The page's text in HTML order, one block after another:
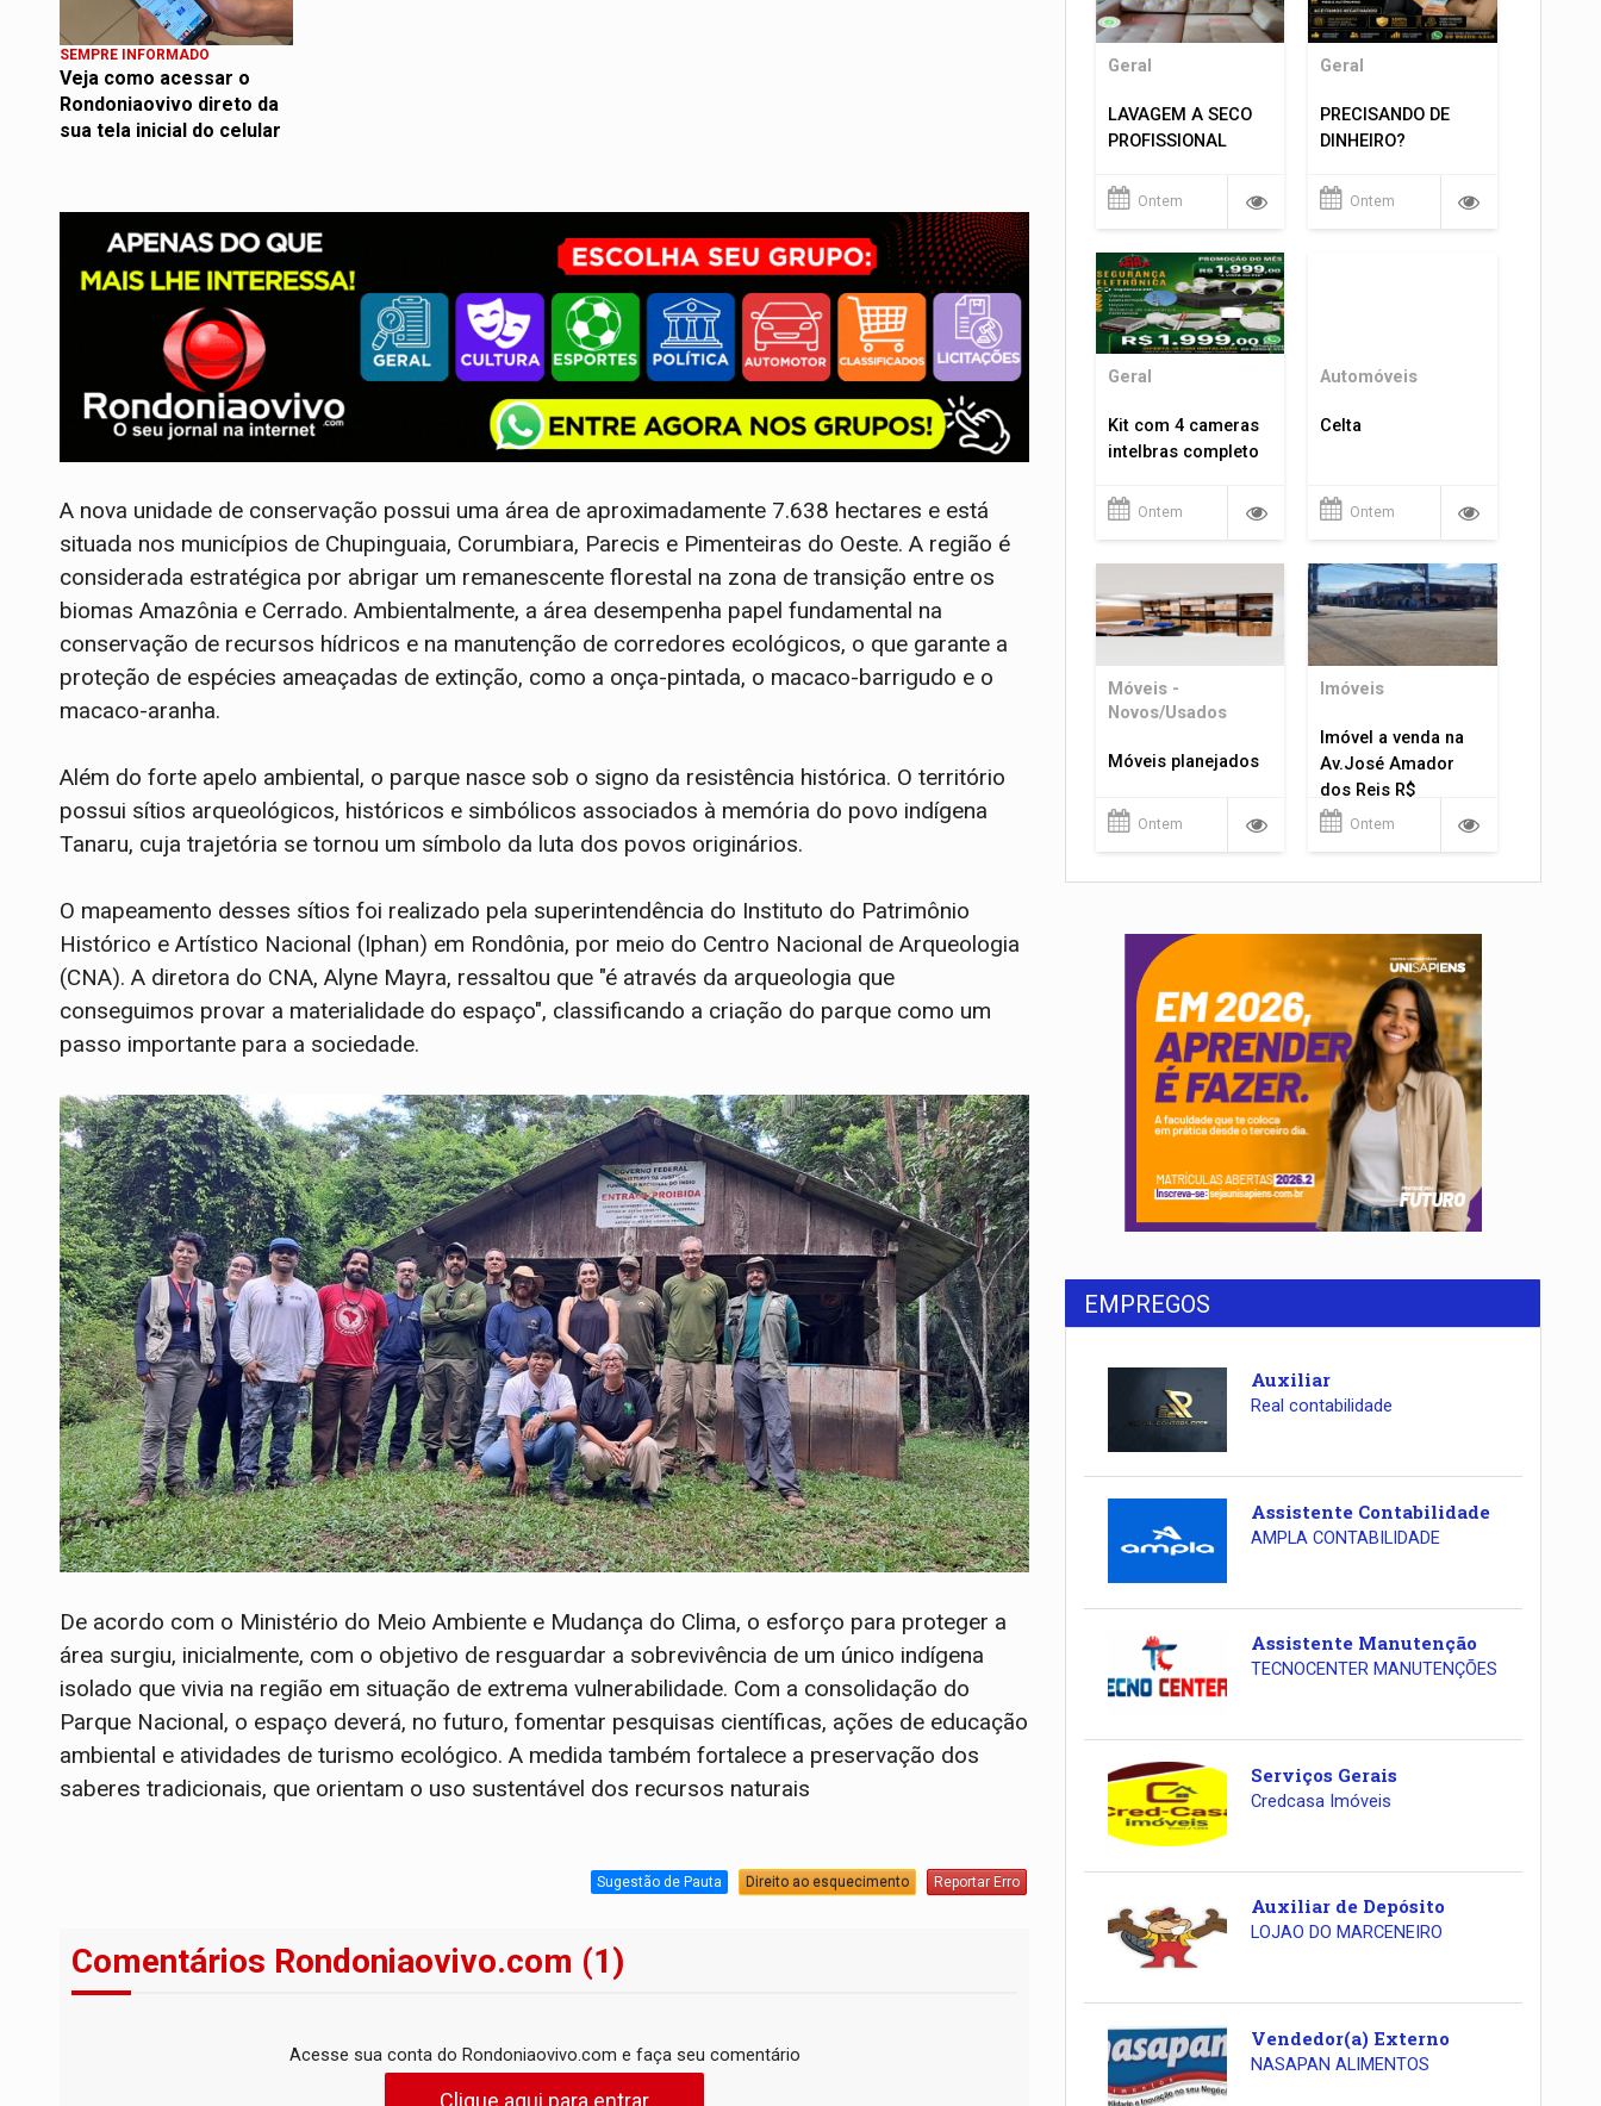
SEMPRE INFORMADO
Veja como acessar o
Rondoniaovivo direto da
sua tela inicial do celular
A nova unidade de conservação possui uma área de aproximadamente 7.638 hectares e está
situada nos municípios de Chupinguaia, Corumbiara, Parecis e Pimenteiras do Oeste. A região é
considerada estratégica por abrigar um remanescente florestal na zona de transição entre os
biomas Amazônia e Cerrado. Ambientalmente, a área desempenha papel fundamental na
conservação de recursos hídricos e na manutenção de corredores ecológicos, o que garante a
proteção de espécies ameaçadas de extinção, como a onça-pintada, o macaco-barrigudo e o
macaco-aranha.
Além do forte apelo ambiental, o parque nasce sob o signo da resistência histórica. O território
possui sítios arqueológicos, históricos e simbólicos associados à memória do povo indígena
Tanaru, cuja trajetória se tornou um símbolo da luta dos povos originários.
O mapeamento desses sítios foi realizado pela superintendência do Instituto do Patrimônio
Histórico e Artístico Nacional (Iphan) em Rondônia, por meio do Centro Nacional de Arqueologia
(CNA). A diretora do CNA, Alyne Mayra, ressaltou que "é através da arqueologia que
conseguimos provar a materialidade do espaço", classificando a criação do parque como um
passo importante para a sociedade.
De acordo com o Ministério do Meio Ambiente e Mudança do Clima, o esforço para proteger a
área surgiu, inicialmente, com o objetivo de resguardar a sobrevivência de um único indígena
isolado que vivia na região em situação de extrema vulnerabilidade. Com a consolidação do
Parque Nacional, o espaço deverá, no futuro, fomentar pesquisas científicas, ações de educação
ambiental e atividades de turismo ecológico. A medida também fortalece a preservação dos
saberes tradicionais, que orientam o uso sustentável dos recursos naturais
Sugestão de Pauta Direito ao esquecimento Reportar Erro
Comentários Rondoniaovivo.com (1)
Acesse sua conta do Rondoniaovivo.com e faça seu comentário
Geral
LAVAGEM A SECO
PROFISSIONAL
Ontem
Geral
PRECISANDO DE
DINHEIRO?
Ontem
Geral
Kit com 4 cameras
intelbras completo
Ontem
Automóveis
Celta
Ontem
Móveis -
Novos/Usados
Móveis planejados
Ontem
Imóveis
Imóvel a venda na
Av.José Amador
dos Reis R$
1.400.000
Ontem
EMPREGOS
Auxiliar
Real contabilidade
Assistente Contabilidade
AMPLA CONTABILIDADE
Assistente Manutenção
TECNOCENTER MANUTENÇÕES
Serviços Gerais
Credcasa Imóveis
Auxiliar de Depósito
LOJAO DO MARCENEIRO
Vendedor(a) Externo
NASAPAN ALIMENTOS